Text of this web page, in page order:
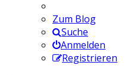
Zum Blog
Suche
Anmelden
Registrieren